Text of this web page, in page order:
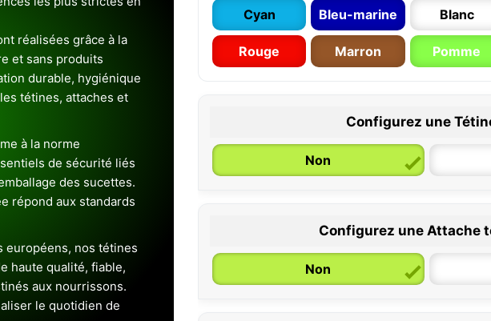
réalisées grâce à la
et sans produits
durable, hygiénique
tétines, attaches et
à la norme
de sécurité liés
des sucettes.
répond aux standards
européens, nos tétines
haute qualité, fiable,
aux nourrissons.
le quotidien de
Cyan Bleu-marine Blanc
Rouge Marron Pomme
Configurez une
Non
0 / 6 mois
Configurez une Attache
Non